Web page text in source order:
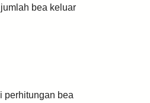
bea keluar
perhitungan bea